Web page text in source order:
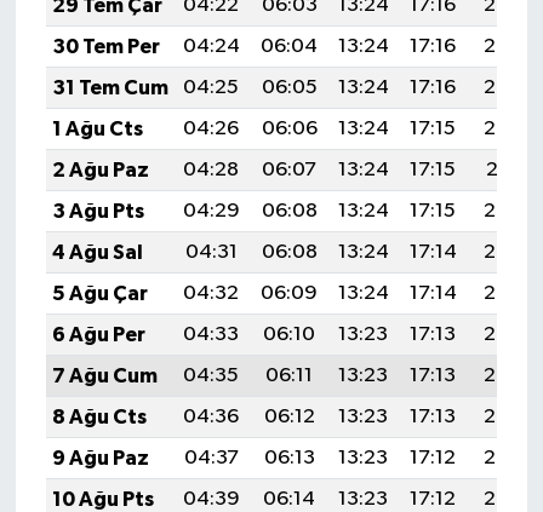
29 Tem Çar
04:22 06:03 13:24 17:16
20:35
30 Tem Per
04:24 06:04 13:24 17:16
20:34
31 Tem Cum
04:25 06:05 13:24 17:16
20:33
1 Ağu Cts
04:26 06:06 13:24 17:15
20:32
2 Ağu Paz
04:28 06:07 13:24 17:15
20:31
3 Ağu Pts
04:29 06:08 13:24 17:15
20:30
4 Ağu Sal
04:31 06:08 13:24 17:14
20:29
5 Ağu Çar
04:32 06:09 13:24 17:14
20:28
6 Ağu Per
04:33 06:10 13:23 17:13
20:27
7 Ağu Cum
04:35 06:11 13:23 17:13
20:26
8 Ağu Cts
04:36 06:12 13:23 17:13
20:24
9 Ağu Paz
04:37 06:13 13:23 17:12
20:23
10 Ağu Pts
04:39 06:14 13:23 17:12
20:22